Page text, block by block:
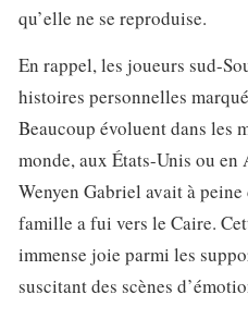
qu’elle ne se reproduise.
En rappel, les joueurs sud-
histoires personnelles
Beaucoup évoluent dans les
monde, aux États-Unis ou en
Wenyen Gabriel avait à
famille a fui vers le Caire.
immense joie parmi les
suscitant des scènes